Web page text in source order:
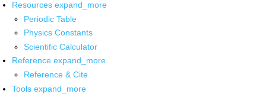
Resources expand_more
Periodic Table
Physics Constants
Scientific Calculator
Reference expand_more
Reference & Cite
Tools expand_more